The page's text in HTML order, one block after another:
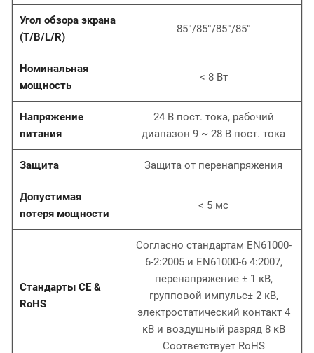
Угол обзора экрана
(T/B/L/R)
85°/85°/85°/85°
Номинальная
мощность
< 8 Вт
Напряжение
питания
24 В пост. тока, рабочий
диапазон 9 ~ 28 В пост. тока
Защита Защита от перенапряжения
Допустимая
потеря мощности
< 5 мс
Стандарты CE &
RoHS
Согласно стандартам EN61000-
6-2:2005 и EN61000-6 4:2007,
перенапряжение ± 1 кВ,
групповой импульс± 2 кВ,
электростатический контакт 4
кВ и воздушный разряд 8 кВ
Соответствует RoHS